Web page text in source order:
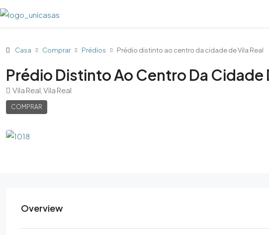
Casa Comprar Prédios Prédio distinto ao centro da cidade de Vila Real
Prédio Distinto Ao Centro Da Cidade
Vila Real, Vila Real
COMPRAR
Overview